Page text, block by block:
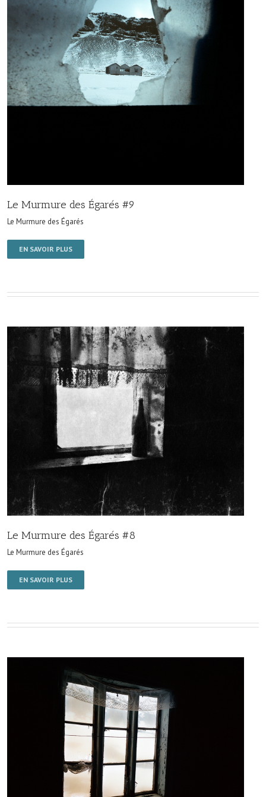
Le Murmure des Égarés #9
Le Murmure des Égarés
EN SAVOIR PLUS
Le Murmure des Égarés #8
Le Murmure des Égarés
EN SAVOIR PLUS